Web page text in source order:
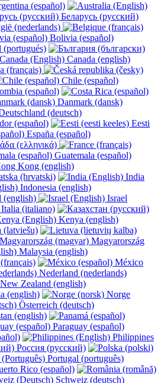
(español)
Беларусь (русский)
(nederlands)
Bolivia (español)
(portugués)
Canada (english)
(français)
Chile (español)
(español)
Danmark (dansk)
(deutsch)
(español)
Eesti
España (español)
(ελληνικά)
Guatemala (español)
Kong (english)
(hrvatski)
India
Indonesia (english)
(english)
Israel
Italia (italiano)
Kenya (english)
(latviešu)
Magyarország
Malaysia (english)
México
Nederland (nederlands)
New Zealand (english)
(english)
Norge
Österreich (deutsch)
(english)
Paraguay (español)
Philippines
Россия (русский)
Portugal (português)
Rico (español)
Schweiz (deutsch)